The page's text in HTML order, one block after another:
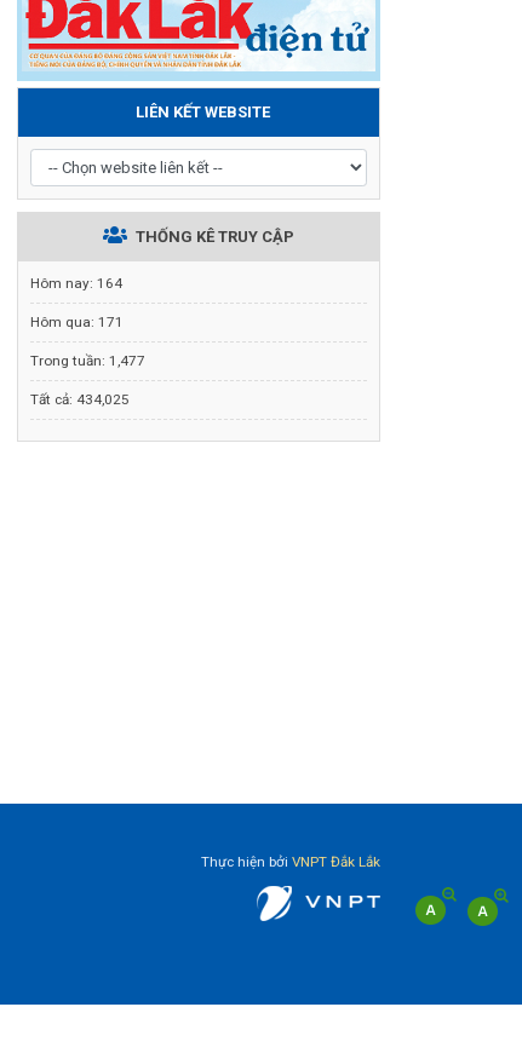
LIÊN KẾT WEBSITE
THỐNG KÊ TRUY CẬP
Hôm nay: 164
Hôm qua: 171
Trong tuần: 1,477
Tất cả: 434,025
Thực hiện bởi VNPT Đắk Lắk